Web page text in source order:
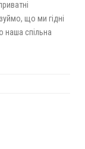
що ми гідні
наша спільна